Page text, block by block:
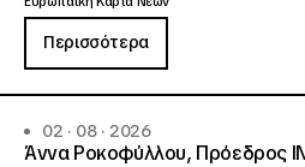
Περισσότερα
02 · 08 · 2026
Άννα Ροκοφύλλου, Πρόεδρος